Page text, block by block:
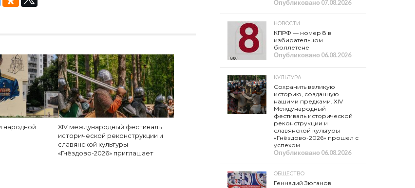
народной
XIV международный фестиваль
исторической реконструкции и
славянской культуры
«Гнёздово-2026» приглашает
Опубликовано07.08.2026
НОВОСТИ
КПРФ — номер 8 в
избирательном
бюллетене
Опубликовано06.08.2026
КУЛЬТУРА
Сохранить великую
историю, созданную
нашими предками. XIV
Международный
фестиваль исторической
реконструкции и
славянской культуры
«Гнёздово-2026» прошел с
успехом
Опубликовано06.08.2026
ОБЩЕСТВО
Геннадий Зюганов